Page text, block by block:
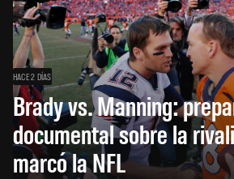
HACE 2 DÍAS
Brady vs. Manning:
documental sobre la
marcó la NFL